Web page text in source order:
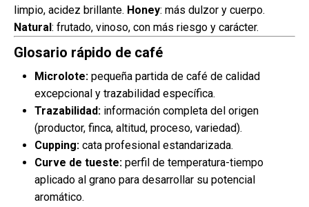
limpio, acidez brillante. Honey: más dulzor y cuerpo.
Natural: frutado, vinoso, con más riesgo y carácter.
Glosario rápido de café
Microlote: pequeña partida de café de calidad
excepcional y trazabilidad específica.
Trazabilidad: información completa del origen
(productor, finca, altitud, proceso, variedad).
Cupping: cata profesional estandarizada.
Curve de tueste: perfil de temperatura-tiempo
aplicado al grano para desarrollar su potencial
aromático.